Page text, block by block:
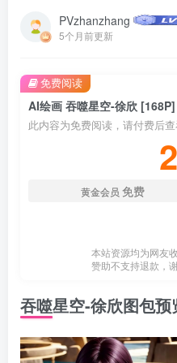
PVzhanzhang
5个月前更新
AI绘画 吞噬星空-徐欣
此内容为免费阅读，请付费后
黄金会员 免费
本站资源均为网友
赞助不支持退款，
免费阅读
吞噬星空-徐欣图包预